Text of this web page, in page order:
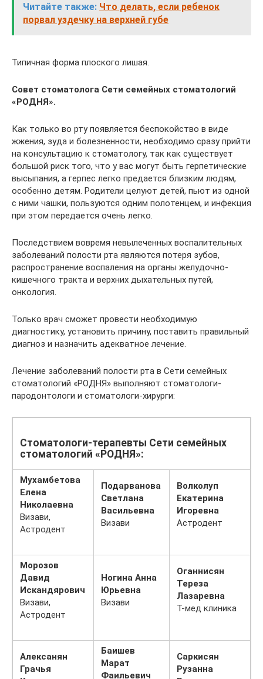
Читайте также: Что делать, если ребенок
порвал уздечку на верхней губе
Типичная форма плоского лишая.
Совет стоматолога Сети семейных стоматологий
«РОДНЯ».
Как только во рту появляется беспокойство в виде
жжения, зуда и болезненности, необходимо сразу прийти
на консультацию к стоматологу, так как существует
большой риск того, что у вас могут быть герпетические
высыпания, а герпес легко предается близким людям,
особенно детям. Родители целуют детей, пьют из одной
с ними чашки, пользуются одним полотенцем, и инфекция
при этом передается очень легко.
Последствием вовремя невылеченных воспалительных
заболеваний полости рта являются потеря зубов,
распространение воспаления на органы желудочно-
кишечного тракта и верхних дыхательных путей,
онкология.
Только врач сможет провести необходимую
диагностику, установить причину, поставить правильный
диагноз и назначить адекватное лечение.
Лечение заболеваний полости рта в Сети семейных
стоматологий «РОДНЯ» выполняют стоматологи-
пародонтологи и стоматологи-хирурги:
Стоматологи-терапевты Сети семейных
стоматологий «РОДНЯ»:
Мухамбетова
Елена
Николаевна
Визави,
Астродент
Подарванова
Светлана
Васильевна
Визави
Волколуп
Екатерина
Игоревна
Астродент
Морозов
Давид
Искандярович
Визави,
Астродент
Ногина Анна
Юрьевна
Визави
Оганнисян
Тереза
Лазаревна
Т-мед клиника
Алексанян
Грачья
Баишев
Марат
Фаильевич
Саркисян
Рузанна